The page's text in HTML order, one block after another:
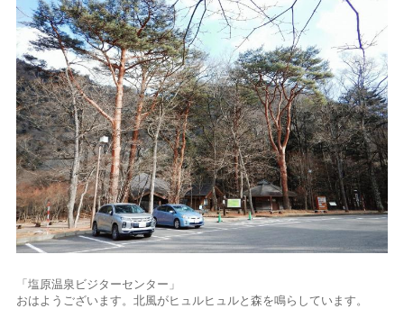
「塩原温泉ビジターセンター」
おはようございます。北風がヒュルヒュルと森を鳴らしています。